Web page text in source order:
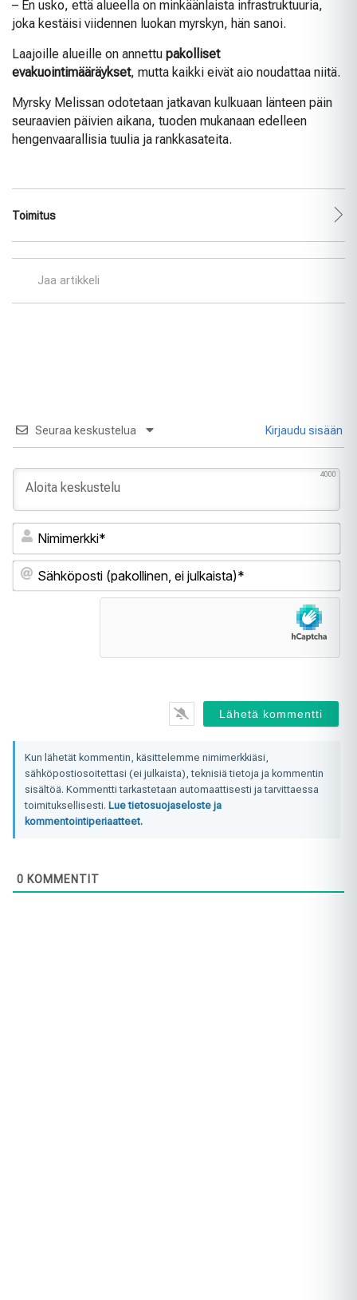
– En usko, että alueella on minkäänlaista infrastruktuuria,
joka kestäisi viidennen luokan myrskyn, hän sanoi.
Laajoille alueille on annettu pakolliset
evakuointimääräykset, mutta kaikki eivät aio noudattaa niitä.
Myrsky Melissan odotetaan jatkavan kulkuaan länteen päin
seuraavien päivien aikana, tuoden mukanaan edelleen
hengenvaarallisia tuulia ja rankkasateita.
Toimitus
Jaa artikkeli
Seuraa keskustelua Kirjaudu sisään
4000
ei
Kun lähetät kommentin, käsittelemme nimimerkkiäsi,
sähköpostiosoitettasi (ei julkaista), teknisiä tietoja ja kommentin
sisältöä. Kommentti tarkastetaan automaattisesti ja tarvittaessa
toimituksellisesti. Lue tietosuojaseloste ja
kommentointiperiaatteet.
0 KOMMENTIT